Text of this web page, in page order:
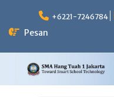
content
+6221-7246784
Pesan